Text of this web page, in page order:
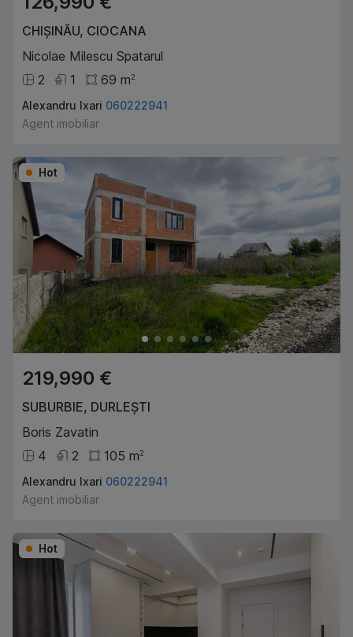
CHIȘINĂU, CIOCANA
Nicolae Milescu Spatarul
2
1 69 m2
Alexandru Ixari 060222941
Agent imobiliar
Hot
219,990 €
SUBURBIE, DURLEȘTI
Boris Zavatin
4
2 105 m2
Alexandru Ixari 060222941
Agent imobiliar
Hot